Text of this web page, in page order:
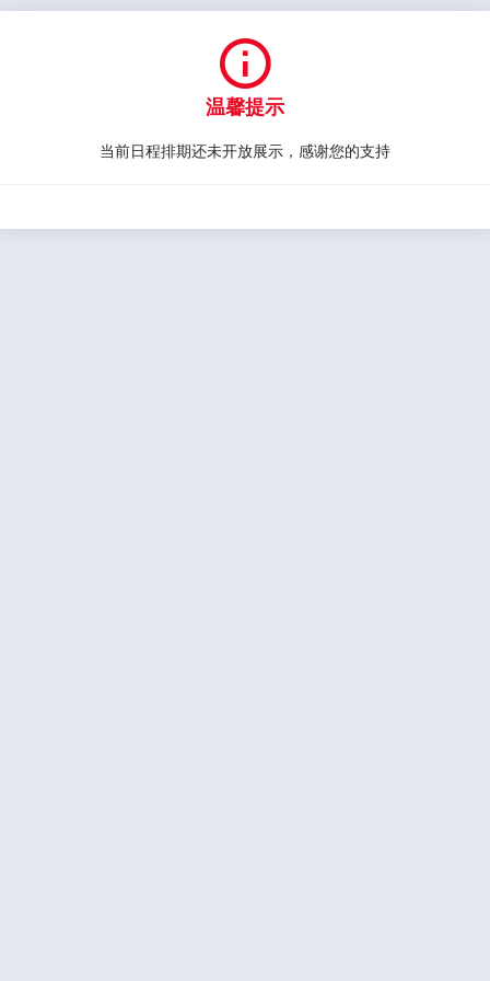

温馨提示
当前日程排期还未开放展示，感谢您的支持